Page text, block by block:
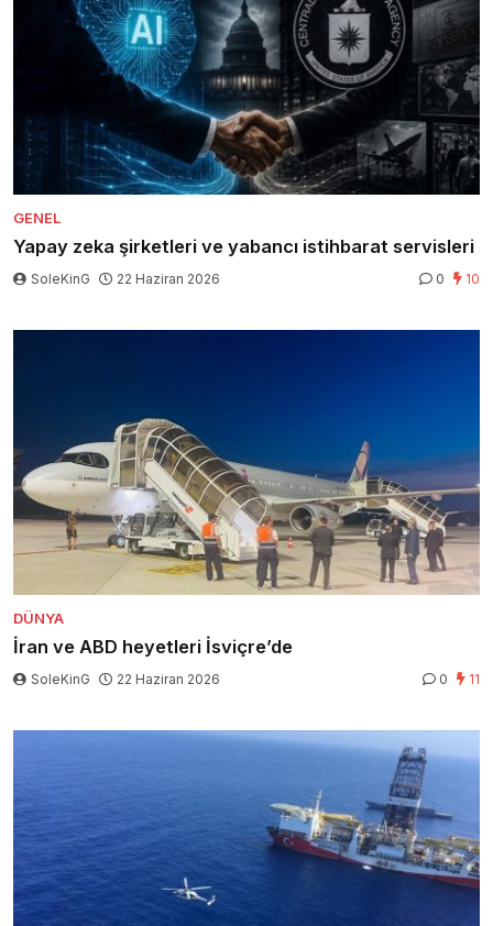
GENEL
Yapay zeka şirketleri ve yabancı istihbarat servisleri
SoleKinG 22 Haziran 2026 0 10
DÜNYA
İran ve ABD heyetleri İsviçre’de
SoleKinG 22 Haziran 2026 0 11